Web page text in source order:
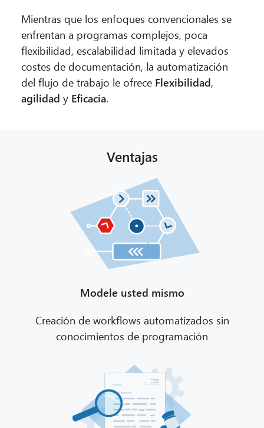
Mientras que los enfoques convencionales se
enfrentan a programas complejos, poca
flexibilidad, escalabilidad limitada y elevados
costes de documentación, la automatización
del flujo de trabajo le ofrece Flexibilidad,
agilidad y Eficacia.
Ventajas
Modele usted mismo
Creación de workflows automatizados sin
conocimientos de programación